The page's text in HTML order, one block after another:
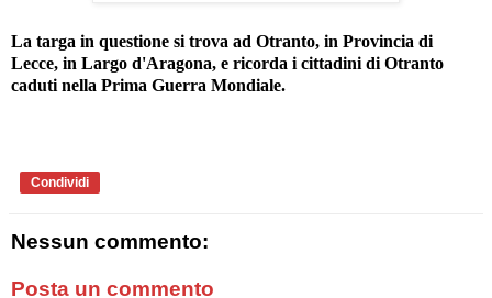
La targa in questione si trova ad Otranto, in Provincia di
Lecce, in Largo d'Aragona, e ricorda i cittadini di Otranto
caduti nella Prima Guerra Mondiale.
Condividi
Nessun commento:
Posta un commento